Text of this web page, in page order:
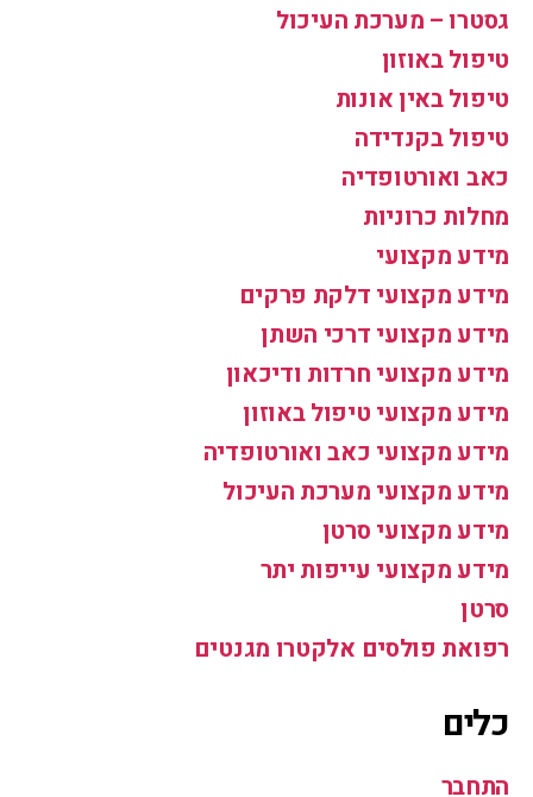
גסטרו – מערכת העיכול
טיפול באוזון
טיפול באין אונות
טיפול בקנדידה
כאב ואורטופדיה
מחלות כרוניות
מידע מקצועי
מידע מקצועי דלקת פרקים
מידע מקצועי דרכי השתן
מידע מקצועי חרדות ודיכאון
מידע מקצועי טיפול באוזון
מידע מקצועי כאב ואורטופדיה
מידע מקצועי מערכת העיכול
מידע מקצועי סרטן
מידע מקצועי עייפות יתר
סרטן
רפואת פולסים אלקטרו מגנטים
כלים
התחבר